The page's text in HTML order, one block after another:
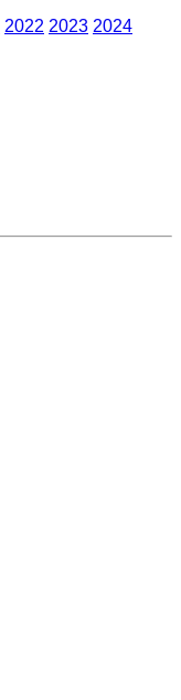
2022 2023 2024